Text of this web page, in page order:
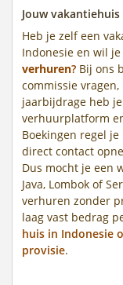
Jouw
Heb je zelf een
Indonesie en wil je
verhuren? Bij ons
commissie
jaarbijdrage heb
verhuurplatform
Boekingen regel
direct contact
Dus mocht je een
Java, Lombok of
verhuren zonder
laag vast bedrag
huis in Indonesie
provisie.